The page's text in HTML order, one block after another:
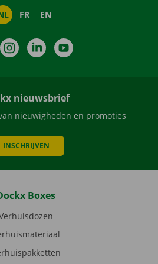
FR EN
InstagramLinkedIn
nieuwsbrief
nieuwigheden en promoties
INSCHRIJVEN
Boxes